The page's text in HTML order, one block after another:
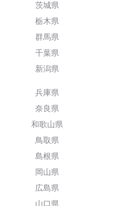
茨城県
栃木県
群馬県
千葉県
新潟県
兵庫県
奈良県
和歌山県
鳥取県
島根県
岡山県
広島県
山口県